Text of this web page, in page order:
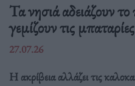
Τα νησιά αδειάζουν
γεμίζουν τις μπαταρίες
27.07.26
Η ακρίβεια αλλάζει τις